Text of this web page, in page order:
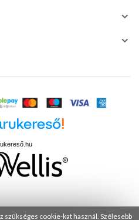
cookie-kat használ. Szélesebb